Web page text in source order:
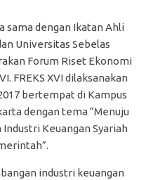
sama dengan Ikatan Ahli
Universitas Sebelas
Forum Riset Ekonomi
FREKS XVI dilaksanakan
bertempat di Kampus
dengan tema “Menuju
Keuangan Syariah
industri keuangan